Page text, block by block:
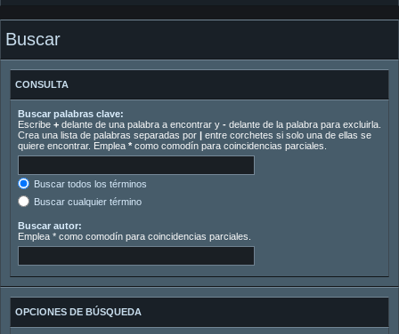
Buscar
CONSULTA
Buscar palabras clave:
Escribe + delante de una palabra a encontrar y - delante de la palabra para excluirla.
Crea una lista de palabras separadas por | entre corchetes si solo una de ellas se
quiere encontrar. Emplea * como comodín para coincidencias parciales.
Buscar todos los términos
Buscar cualquier término
Buscar autor:
Emplea * como comodín para coincidencias parciales.
OPCIONES DE BÚSQUEDA